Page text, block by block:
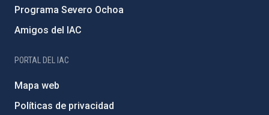
Programa Severo Ochoa
Amigos del IAC
PORTAL DEL IAC
Mapa web
Políticas de privacidad